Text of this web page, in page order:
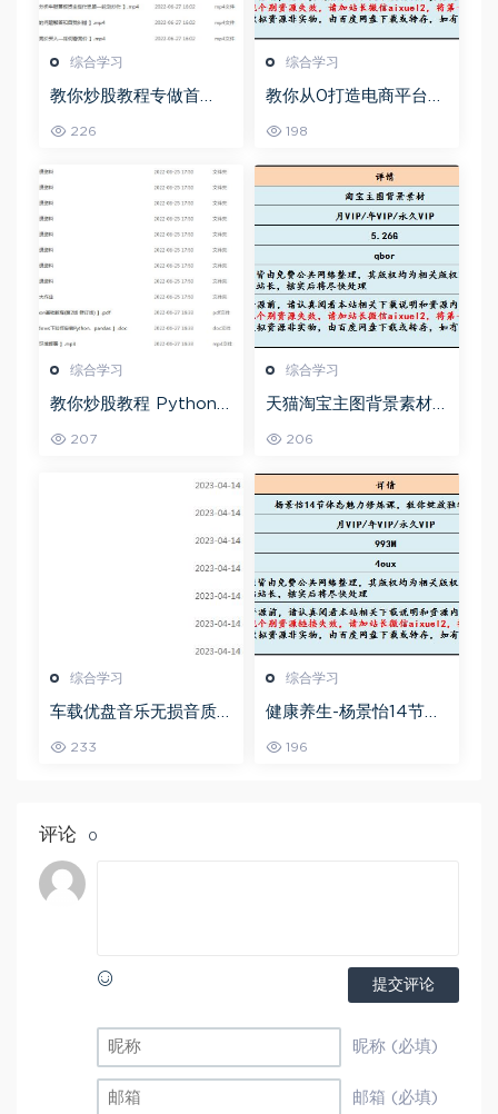
综合学习
教你炒股教程专做首
226
综合学习
教你从0打造电商平台前
资源打包下载
198
综合学习
教你炒股教程 Python
网盘资源打包下载
207
综合学习
天猫淘宝主图背景素材
源打包下载
206
综合学习
车载优盘音乐无损音质
网盘打包下载
233
综合学习
健康养生-杨景怡14节体
现东方美,百度网盘资源
196
评论 0
提交评论
昵称 (必填)
邮箱 (必填)